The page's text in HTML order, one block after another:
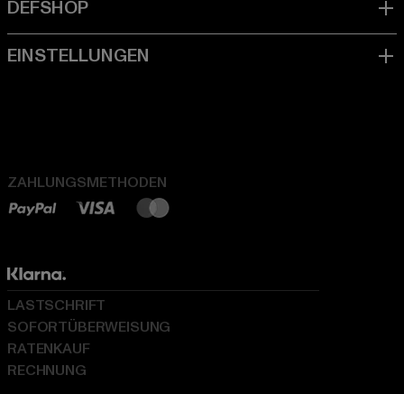
ZAHLUNGSMETHODEN
LASTSCHRIFT
SOFORTÜBERWEISUNG
RATENKAUF
RECHNUNG